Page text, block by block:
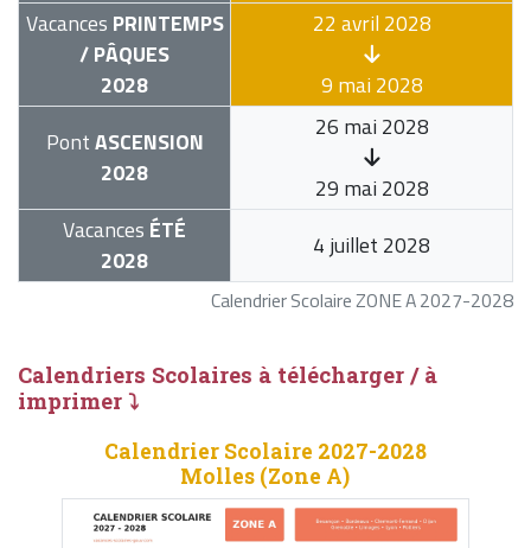
Calendrier Scolaire ZONE A 2027-2028
Vacances PRINTEMPS
/ PÂQUES
2028
22 avril 2028
9 mai 2028
PontASCENSION
2028
26 mai 2028
29 mai 2028
Vacances ÉTÉ
2028
4 juillet 2028
Calendriers Scolaires à télécharger / à
imprimer ⤵
Calendrier Scolaire 2027-2028
Molles (Zone A)